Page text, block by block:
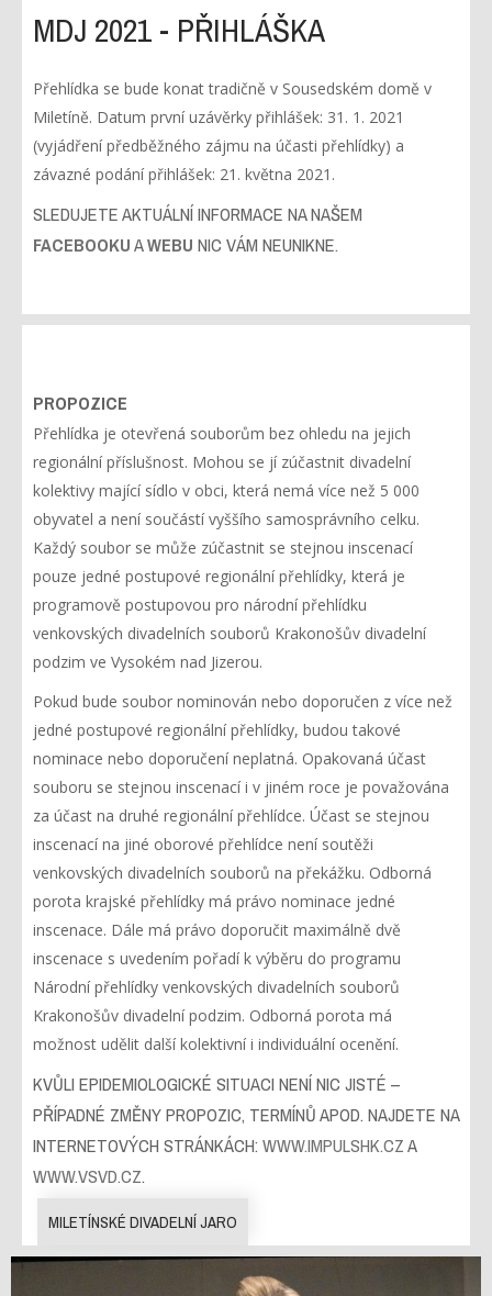
MDJ 2021 - PŘIHLÁŠKA
Přehlídka se bude konat tradičně v Sousedském domě v
Miletíně. Datum první uzávěrky přihlášek: 31. 1. 2021
(vyjádření předběžného zájmu na účasti přehlídky) a
závazné podání přihlášek: 21. května 2021.
SLEDUJETE AKTUÁLNÍ INFORMACE NA NAŠEM
FACEBOOKUAWEBUNIC VÁM NEUNIKNE.
PROPOZICE
Přehlídka je otevřená souborům bez ohledu na jejich
regionální příslušnost. Mohou se jí zúčastnit divadelní
kolektivy mající sídlo v obci, která nemá více než 5 000
obyvatel a není součástí vyššího samosprávního celku.
Každý soubor se může zúčastnit se stejnou inscenací
pouze jedné postupové regionální přehlídky, která je
programově postupovou pro národní přehlídku
venkovských divadelních souborů Krakonošův divadelní
podzim ve Vysokém nad Jizerou.
Pokud bude soubor nominován nebo doporučen z více než
jedné postupové regionální přehlídky, budou takové
nominace nebo doporučení neplatná. Opakovaná účast
souboru se stejnou inscenací i v jiném roce je považována
za účast na druhé regionální přehlídce. Účast se stejnou
inscenací na jiné oborové přehlídce není soutěži
venkovských divadelních souborů na překážku. Odborná
porota krajské přehlídky má právo nominace jedné
inscenace. Dále má právo doporučit maximálně dvě
inscenace s uvedením pořadí k výběru do programu
Národní přehlídky venkovských divadelních souborů
Krakonošův divadelní podzim. Odborná porota má
možnost udělit další kolektivní i individuální ocenění.
KVŮLI EPIDEMIOLOGICKÉ SITUACI NENÍ NIC JISTÉ –
PŘÍPADNÉ ZMĚNY PROPOZIC, TERMÍNŮ APOD. NAJDETE NA
INTERNETOVÝCH STRÁNKÁCH:WWW.IMPULSHK.CZA
WWW.VSVD.CZ.
MILETÍNSKÉ DIVADELNÍ JARO